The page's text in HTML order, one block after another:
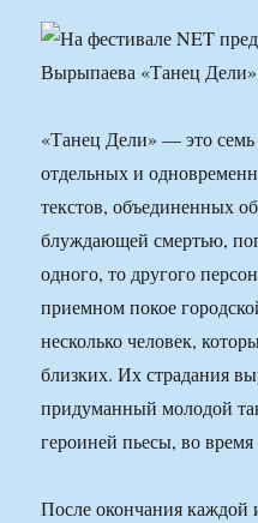
«Танец Дели» — это семь
отдельных и
текстов, объединенных
блуждающей смертью,
одного, то другого
приемном покое
несколько человек,
близких. Их страдания
придуманный молодой
героиней пьесы, во
После окончания каждой